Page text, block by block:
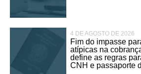
4 DE AGOSTO DE 2026
Fim do impasse
atípicas na
define as regras
CNH e passaporte